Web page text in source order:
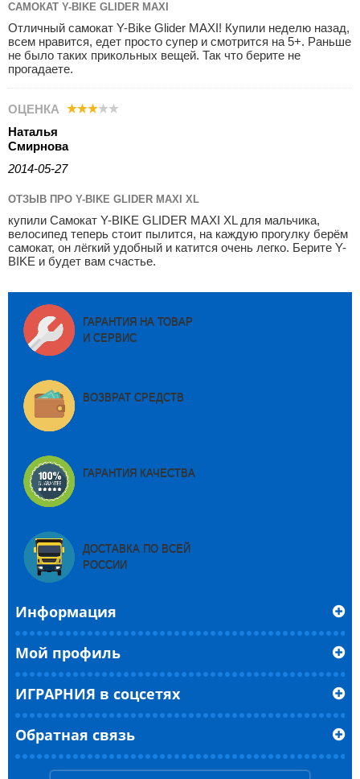
САМОКАТ Y-BIKE GLIDER MAXI
Отличный самокат Y-Bike Glider MAXI! Купили неделю назад,
всем нравится, едет просто супер и смотрится на 5+. Раньше
не было таких прикольных вещей. Так что берите не
прогадаете.
ОЦЕНКА
Наталья
Смирнова
2014-05-27
ОТЗЫВ ПРО Y-BIKE GLIDER MAXI XL
купили Самокат Y-BIKE GLIDER MAXI XL для мальчика,
велосипед теперь стоит пылится, на каждую прогулку берём
самокат, он лёгкий удобный и катится очень легко. Берите Y-
BIKE и будет вам счастье.
ГАРАНТИЯ НА ТОВАР
И СЕРВИС
ВОЗВРАТ СРЕДСТВ
ГАРАНТИЯ КАЧЕСТВА
ДОСТАВКА ПО ВСЕЙ
РОССИИ
Информация
Мой профиль
ИГРАРНИЯ в соцсетях
Обратная связь